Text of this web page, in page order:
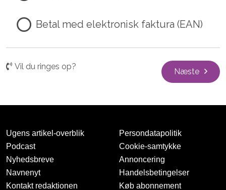
Betal med elektronisk faktura (EAN)
Vil du ringes op?
Næste
Ugens artikel-overblik
Podcast
Nyhedsbreve
Navnenyt
Kontakt redaktionen
Persondatapolitik
Cookie-samtykke
Annoncering
Handelsbetingelser
Køb abonnement